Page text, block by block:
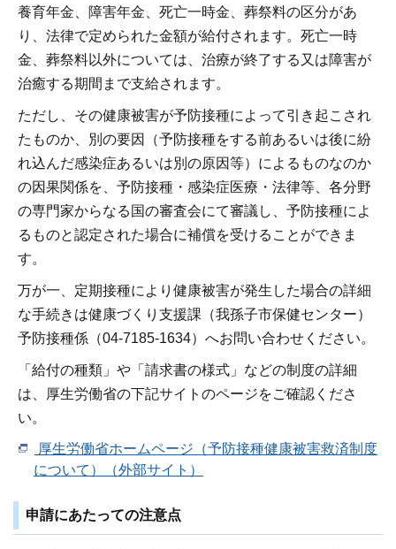
養育年金、障害年金、死亡一時金、葬祭料の区分があ
り、法律で定められた金額が給付されます。死亡一時
金、葬祭料以外については、治療が終了する又は障害が
治癒する期間まで支給されます。
ただし、その健康被害が予防接種によって引き起こされ
たものか、別の要因（予防接種をする前あるいは後に紛
れ込んだ感染症あるいは別の原因等）によるものなのか
の因果関係を、予防接種・感染症医療・法律等、各分野
の専門家からなる国の審査会にて審議し、予防接種によ
るものと認定された場合に補償を受けることができま
す。
万が一、定期接種により健康被害が発生した場合の詳細
な手続きは健康づくり支援課（我孫子市保健センター）
予防接種係（04-7185-1634）へお問い合わせください。
「給付の種類」や「請求書の様式」などの制度の詳細
は、厚生労働省の下記サイトのページをご確認くださ
い。
厚生労働省ホームページ（予防接種健康被害救済制度
について）（外部サイト）
申請にあたっての注意点